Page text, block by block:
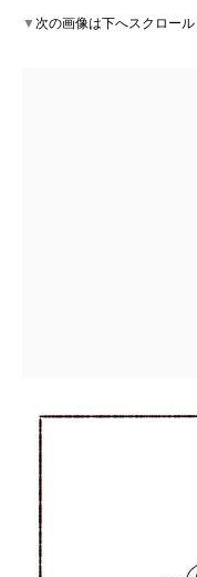
▼次の画像は下へスクロー